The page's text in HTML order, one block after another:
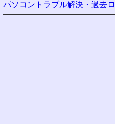
パソコントラブル解決・過去